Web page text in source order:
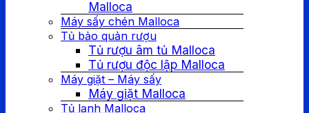
Malloca
Máy sấy chén Malloca
Tủ bảo quản rượu
Tủ rượu âm tủ Malloca
Tủ rượu độc lập Malloca
Máy giặt – Máy sấy
Máy giặt Malloca
Tủ lạnh Malloca